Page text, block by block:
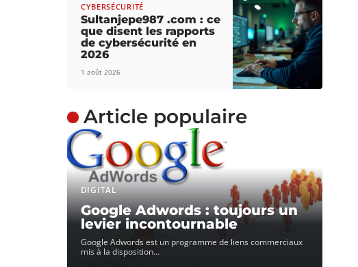
CYBERSÉCURITÉ
Sultanjepe987 .com : ce
que disent les rapports
de cybersécurité en
2026
1 août 2026
Article populaire
DIGITAL
Google Adwords : toujours un
levier incontournable
Google Adwords est un programme de liens commerciaux
mis à la disposition…